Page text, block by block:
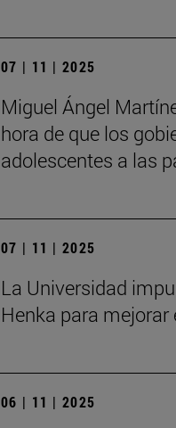
07 | 11 | 2025
Miguel Ángel
hora de que los
adolescentes a las
07 | 11 | 2025
La Universidad
Henka para
06 | 11 | 2025